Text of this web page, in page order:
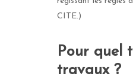
CITE.)
Pour quel
travaux ?